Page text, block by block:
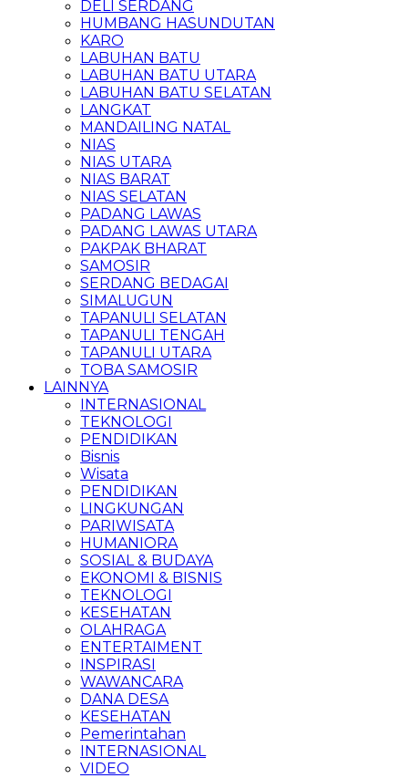
DELI SERDANG
HUMBANG HASUNDUTAN
KARO
LABUHAN BATU
LABUHAN BATU UTARA
LABUHAN BATU SELATAN
LANGKAT
MANDAILING NATAL
NIAS
NIAS UTARA
NIAS BARAT
NIAS SELATAN
PADANG LAWAS
PADANG LAWAS UTARA
PAKPAK BHARAT
SAMOSIR
SERDANG BEDAGAI
SIMALUGUN
TAPANULI SELATAN
TAPANULI TENGAH
TAPANULI UTARA
TOBA SAMOSIR
LAINNYA
INTERNASIONAL
TEKNOLOGI
PENDIDIKAN
Bisnis
Wisata
PENDIDIKAN
LINGKUNGAN
PARIWISATA
HUMANIORA
SOSIAL & BUDAYA
EKONOMI & BISNIS
TEKNOLOGI
KESEHATAN
OLAHRAGA
ENTERTAIMENT
INSPIRASI
WAWANCARA
DANA DESA
KESEHATAN
Pemerintahan
INTERNASIONAL
VIDEO